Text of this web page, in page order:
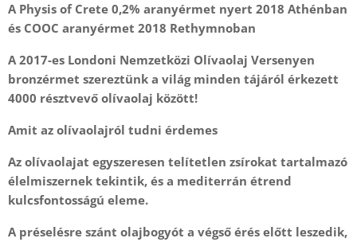
A Physis of Crete 0,2% aranyérmet nyert 2018 Athénban
és COOC aranyérmet 2018 Rethymnoban
A 2017-es Londoni Nemzetközi Olívaolaj Versenyen
bronzérmet szereztünk a világ minden tájáról érkezett
4000 résztvevő olívaolaj között!
Amit az olívaolajról tudni érdemes
Az olívaolajat egyszeresen telítetlen zsírokat tartalmazó
élelmiszernek tekintik, és a mediterrán étrend
kulcsfontosságú eleme.
A préselésre szánt olajbogyót a végső érés előtt leszedik,